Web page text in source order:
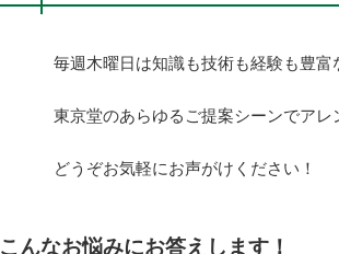
毎週木曜日は知識も技術も経験も豊
東京堂のあらゆるご提案シーンでアレ
どうぞお気軽にお声がけください！
こんなお悩みにお答えします！